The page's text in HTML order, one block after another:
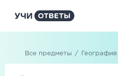
Все предметы / География